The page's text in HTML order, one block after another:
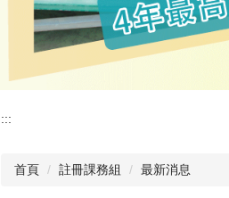
:::
首頁 註冊課務組 最新消息